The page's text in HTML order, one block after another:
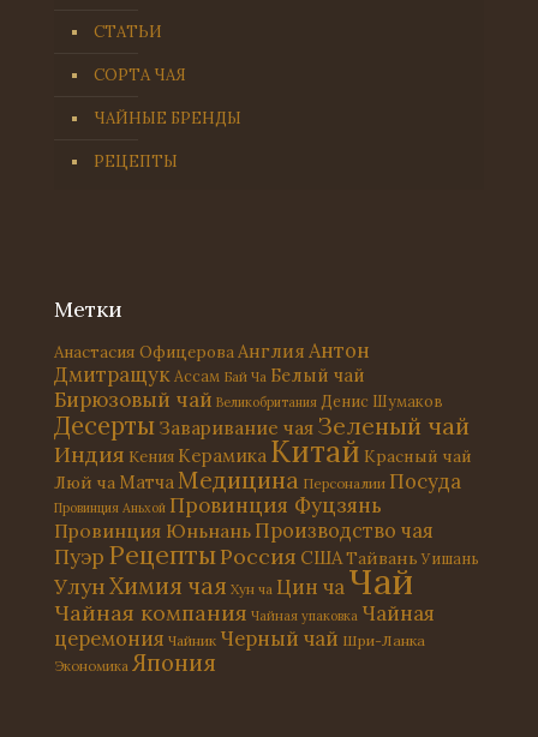
СТАТЬИ
СОРТА ЧАЯ
ЧАЙНЫЕ БРЕНДЫ
РЕЦЕПТЫ
Метки
Анастасия ОфицероваАнглия Антон
Дмитращук Ассам Бай Ча Белый чай
Бирюзовый чай Великобритания Денис Шумаков
Десерты Заваривание чая Зеленый чай
Индия Кения Керамика Китай Красный чай
Люй ча Матча Медицина Персоналии Посуда
Провинция Аньхой Провинция Фуцзянь
Провинция Юньнань Производство чая
Пуэр РецептыРоссия СШАТайвань Уишань
УлунХимия чая Хун ча Цин чаЧай
Чайная компания Чайная упаковка Чайная
церемония Чайник Черный чай Шри-Ланка
Экономика Япония